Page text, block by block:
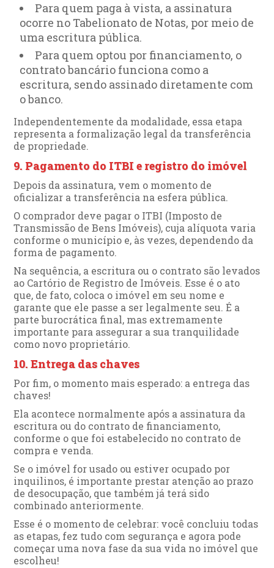
Para quem paga à vista, a assinatura
ocorre no Tabelionato de Notas, por meio de
uma escritura pública.
Para quem optou por financiamento, o
contrato bancário funciona como a
escritura, sendo assinado diretamente com
o banco.
Independentemente da modalidade, essa etapa
representa a formalização legal da transferência
de propriedade.
9. Pagamento do ITBI e registro do imóvel
Depois da assinatura, vem o momento de
oficializar a transferência na esfera pública.
O comprador deve pagar o ITBI (Imposto de
Transmissão de Bens Imóveis), cuja alíquota varia
conforme o município e, às vezes, dependendo da
forma de pagamento.
Na sequência, a escritura ou o contrato são levados
ao Cartório de Registro de Imóveis. Esse é o ato
que, de fato, coloca o imóvel em seu nome e
garante que ele passe a ser legalmente seu. É a
parte burocrática final, mas extremamente
importante para assegurar a sua tranquilidade
como novo proprietário.
10. Entrega das chaves
Por fim, o momento mais esperado: a entrega das
chaves!
Ela acontece normalmente após a assinatura da
escritura ou do contrato de financiamento,
conforme o que foi estabelecido no contrato de
compra e venda.
Se o imóvel for usado ou estiver ocupado por
inquilinos, é importante prestar atenção ao prazo
de desocupação, que também já terá sido
combinado anteriormente.
Esse é o momento de celebrar: você concluiu todas
as etapas, fez tudo com segurança e agora pode
começar uma nova fase da sua vida no imóvel que
escolheu!